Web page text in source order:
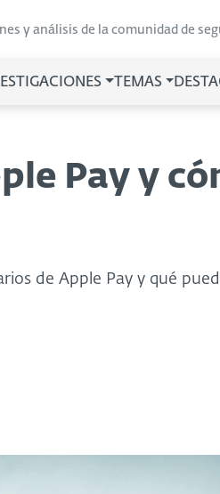
y análisis de la comunidad de
TEMAS
Pay y
de Apple Pay y qué